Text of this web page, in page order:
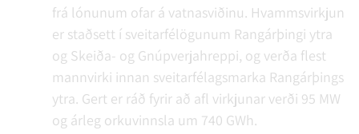
frá lónunum ofar á vatnasviðinu. Hvammsvirkjun
er staðsett í sveitarfélögunum Rangárþingi ytra
og Skeiða- og Gnúpverjahreppi, og verða flest
mannvirki innan sveitarfélagsmarka Rangárþings
ytra. Gert er ráð fyrir að afl virkjunar verði 95 MW
og árleg orkuvinnsla um 740 GWh.